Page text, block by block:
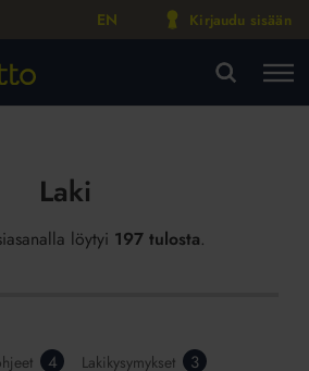
EN Kirjaudu sisään
Laki
löytyi 197 tulosta.
4 Lakikysymykset 3